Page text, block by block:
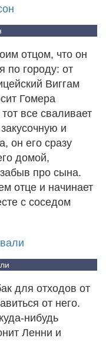
отцом, что он
по городу: от
Виггам
Гомера
все сваливает
и
он его сразу
домой,
про сына.
отце и начинает
с соседом
для отходов от
от него.
нибудь
Ленни и